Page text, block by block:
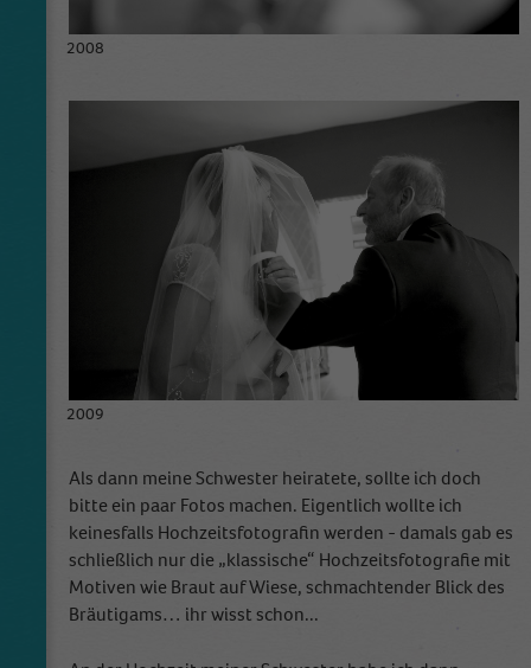
2008
2009
Als dann meine Schwester heiratete, sollte ich doch
bitte ein paar Fotos machen. Eigentlich wollte ich
keinesfalls Hochzeitsfotografin werden - damals gab es
schließlich nur die „klassische“ Hochzeitsfotografie mit
Motiven wie Braut auf Wiese, schmachtender Blick des
Bräutigams… ihr wisst schon...